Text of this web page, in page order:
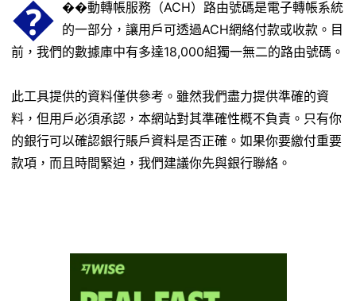
� ��動轉帳服務（ACH）路由號碼是電子轉帳系統
的一部分，讓用戶可透過ACH網絡付款或收款。目
前，我們的數據庫中有多達18,000組獨一無二的路由號碼。
此工具提供的資料僅供參考。雖然我們盡力提供準確的資
料，但用戶必須承認，本網站對其準確性概不負責。只有你
的銀行可以確認銀行賬戶資料是否正確。如果你要繳付重要
款項，而且時間緊迫，我們建議你先與銀行聯絡。